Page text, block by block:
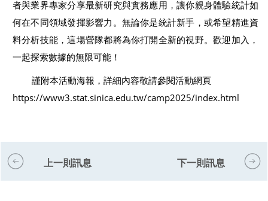
者與業界專家分享最新研究與實務應用，讓你親身體驗統計如
何在不同領域發揮影響力。無論你是統計新手，或希望精進資
料分析技能，這場營隊都將為你打開全新的視野。歡迎加入，
一起探索數據的無限可能！
謹附本活動海報，詳細內容敬請參閱活動網頁
https://www3.stat.sinica.edu.tw/camp2025/index.html
上一則訊息 下一則訊息